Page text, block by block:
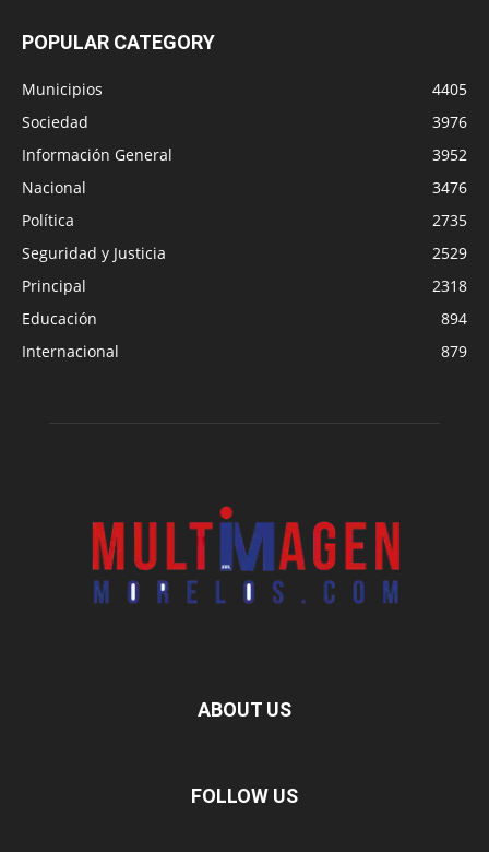
POPULAR CATEGORY
Municipios
4405
Sociedad
3976
Información General
3952
Nacional
3476
Política
2735
Seguridad y Justicia
2529
Principal
2318
Educación
894
Internacional
879
ABOUT US
FOLLOW US